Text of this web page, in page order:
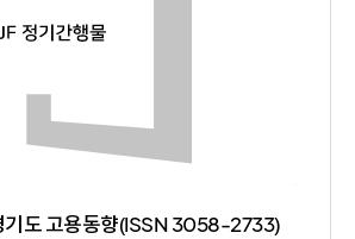
기도 고용동향(ISSN 3058-2733)